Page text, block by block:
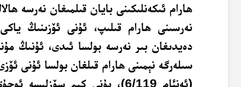
ھارام ئىكەنلىكىنى بايان قىلمىغان نەرسە
نەرسىنى ھارام قىلىپ، ئۇنى ئۆزىنىڭ
دەيدىغان بىر نەرسە بولسا ئىدى، ئۇنىڭ
سىلەرگە نېمىنى ھارام قىلغان بولسا ئۇنى
(ئەنئام 6/119)، بۇنى كىم